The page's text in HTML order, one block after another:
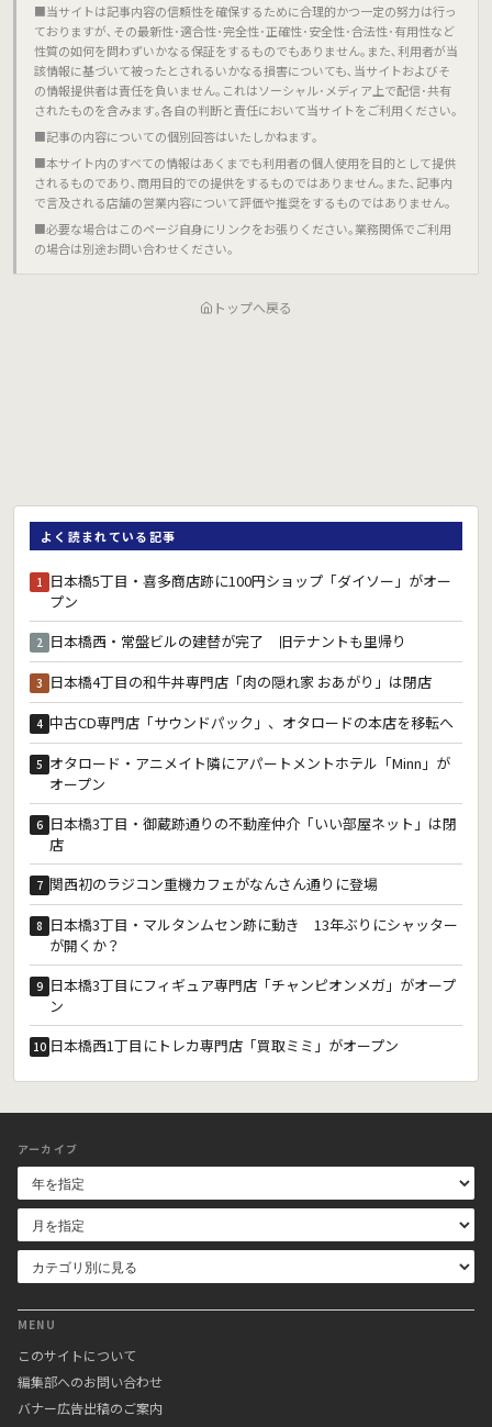
■当サイトは記事内容の信頼性を確保するために合理的かつ一定の努力は行っ
ておりますが､その最新性･適合性･完全性･正確性･安全性･合法性･有用性など
性質の如何を問わずいかなる保証をするものでもありません｡また､利用者が当
該情報に基づいて被ったとされるいかなる損害についても､当サイトおよびそ
の情報提供者は責任を負いません｡これはソーシャル･メディア上で配信･共有
されたものを含みます｡各自の判断と責任において当サイトをご利用ください｡
■記事の内容についての個別回答はいたしかねます｡
■本サイト内のすべての情報はあくまでも利用者の個人使用を目的として提供
されるものであり､商用目的での提供をするものではありません｡また､記事内
で言及される店舗の営業内容について評価や推奨をするものではありません｡
■必要な場合はこのページ自身にリンクをお張りください｡業務関係でご利用
の場合は別途お問い合わせください｡
トップへ戻る
よく読まれている記事
1
日本橋5丁目・喜多商店跡に100円ショップ「ダイソー」がオー
プン
2 日本橋西・常盤ビルの建替が完了 旧テナントも里帰り
3 日本橋4丁目の和牛丼専門店「肉の隠れ家 おあがり」は閉店
4 中古CD専門店「サウンドパック」、オタロードの本店を移転へ
5 オタロード・アニメイト隣にアパートメントホテル「Minn」が
オープン
6 日本橋3丁目・御蔵跡通りの不動産仲介「いい部屋ネット」は閉
店
7 関西初のラジコン重機カフェがなんさん通りに登場
8 日本橋3丁目・マルタンムセン跡に動き 13年ぶりにシャッター
が開くか？
9 日本橋3丁目にフィギュア専門店「チャンピオンメガ」がオープ
ン
10 日本橋西1丁目にトレカ専門店「買取ミミ」がオープン
アーカイブ
MENU
このサイトについて
編集部へのお問い合わせ
バナー広告出稿のご案内